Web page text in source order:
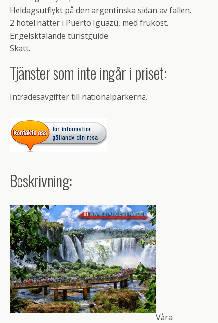
Heldagsutflykt på den argentinska sidan av fallen.
2 hotellnätter i Puerto Iguazú, med frukost.
Engelsktalande turistguide.
Skatt.
Tjänster som inte ingår i priset:
Inträdesavgifter till nationalparkerna.
Beskrivning:
Våra